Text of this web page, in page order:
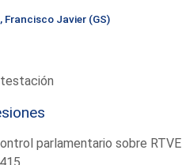
Francisco Javier (GS)
parlamentario sobre RTVE